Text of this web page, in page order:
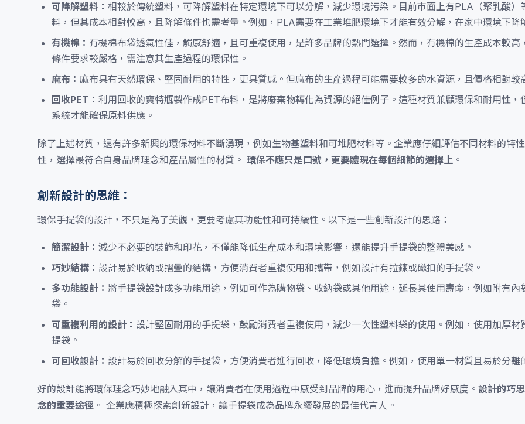
可降解塑料： 相較於傳統塑料，可降解塑料在特定環境下可以分解，減少環境污染。目前市面上有PLA（聚乳酸）
料，但其成本相對較高，且降解條件也需考量。例如，PLA需要在工業堆肥環境下才能有效分解，在家中環境下降
有機棉： 有機棉布袋透氣性佳，觸感舒適，且可重複使用，是許多品牌的熱門選擇。然而，有機棉的生產成本較高
條件要求較嚴格，需注意其生產過程的環保性。
麻布： 麻布具有天然環保、堅固耐用的特性，更具質感。但麻布的生產過程可能需要較多的水資源，且價格相對較
回收PET： 利用回收的寶特瓶製作成PET布料，是將廢棄物轉化為資源的絕佳例子。這種材質兼顧環保和耐用性，
系統才能確保原料供應。
除了上述材質，還有許多新興的環保材料不斷湧現，例如生物基塑料和可堆肥材料等。企業應仔細評估不同材料的特
性，選擇最符合自身品牌理念和產品屬性的材質。 環保不應只是口號，更要體現在每個細節的選擇上 。
創新設計的思維：
環保手提袋的設計，不只是為了美觀，更要考慮其功能性和可持續性。以下是一些創新設計的思路：
簡潔設計： 減少不必要的裝飾和印花，不僅能降低生產成本和環境影響，還能提升手提袋的整體美感。
巧妙結構： 設計易於收納或摺疊的結構，方便消費者重複使用和攜帶，例如設計有拉鍊或磁扣的手提袋。
多功能設計： 將手提袋設計成多功能用途，例如可作為購物袋、收納袋或其他用途，延長其使用壽命，例如附有內
袋。
可重複利用的設計： 設計堅固耐用的手提袋，鼓勵消費者重複使用，減少一次性塑料袋的使用。例如，使用加厚材
提袋。
可回收設計： 設計易於回收分解的手提袋，方便消費者進行回收，降低環境負擔。例如，使用單一材質且易於分離
好的設計能將環保理念巧妙地融入其中，讓消費者在使用過程中感受到品牌的用心，進而提升品牌好感度。 設計的巧
念的重要途徑 。 企業應積極探索創新設計，讓手提袋成為品牌永續發展的最佳代言人。